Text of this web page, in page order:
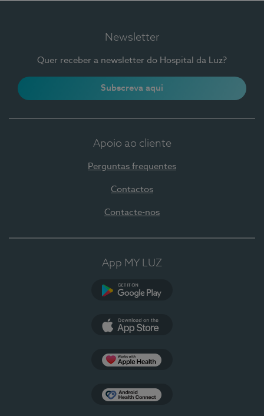
Newsletter
Quer receber a newsletter do Hospital da Luz?
Subscreva aqui
Apoio ao cliente
Perguntas frequentes
Contactos
Contacte-nos
App MY LUZ